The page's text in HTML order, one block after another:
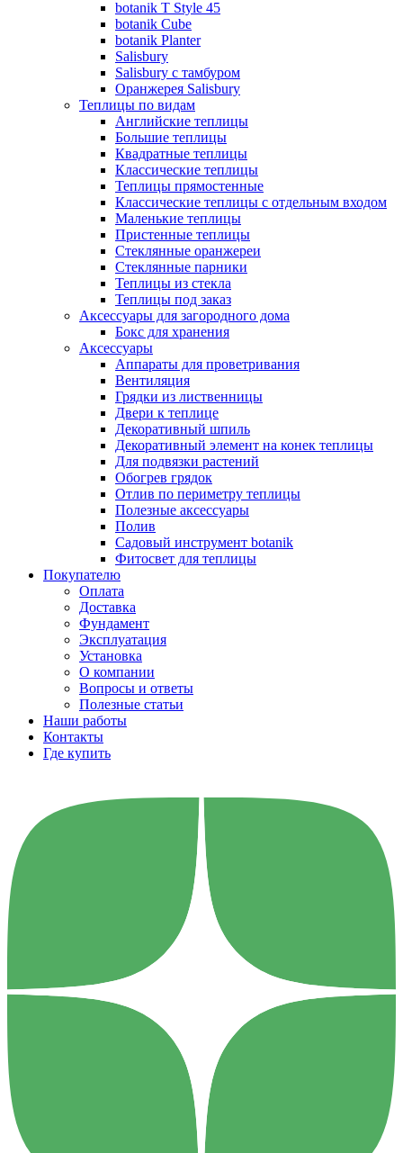
botanik Т Style 45
botanik Cube
botanik Planter
Salisbury
Salisbury с тамбуром
Оранжерея Salisbury
Теплицы по видам
Английские теплицы
Большие теплицы
Квадратные теплицы
Классические теплицы
Теплицы прямостенные
Классические теплицы с отдельным входом
Маленькие теплицы
Пристенные теплицы
Стеклянные оранжереи
Стеклянные парники
Теплицы из стекла
Теплицы под заказ
Аксессуары для загородного дома
Бокс для хранения
Аксессуары
Аппараты для проветривания
Вентиляция
Грядки из лиственницы
Двери к теплице
Декоративный шпиль
Декоративный элемент на конек теплицы
Для подвязки растений
Обогрев грядок
Отлив по периметру теплицы
Полезные аксессуары
Полив
Садовый инструмент botanik
Фитосвет для теплицы
Покупателю
Оплата
Доставка
Фундамент
Эксплуатация
Установка
О компании
Вопросы и ответы
Полезные статьи
Наши работы
Контакты
Где купить